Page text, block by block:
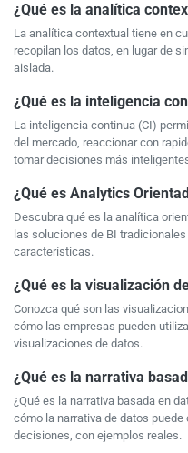
¿Qué es la analítica
La analítica contextual tiene en
recopilan los datos, en lugar de
aislada.
¿Qué es la inteligencia
La inteligencia continua (CI)
del mercado, reaccionar con
tomar decisiones más
¿Qué es Analytics
Descubra qué es la analítica
las soluciones de BI
características.
¿Qué es la visualización
Conozca qué son las
cómo las empresas pueden
visualizaciones de datos.
¿Qué es la narrativa
¿Qué es la narrativa basada en
cómo la narrativa de datos
decisiones, con ejemplos reales.